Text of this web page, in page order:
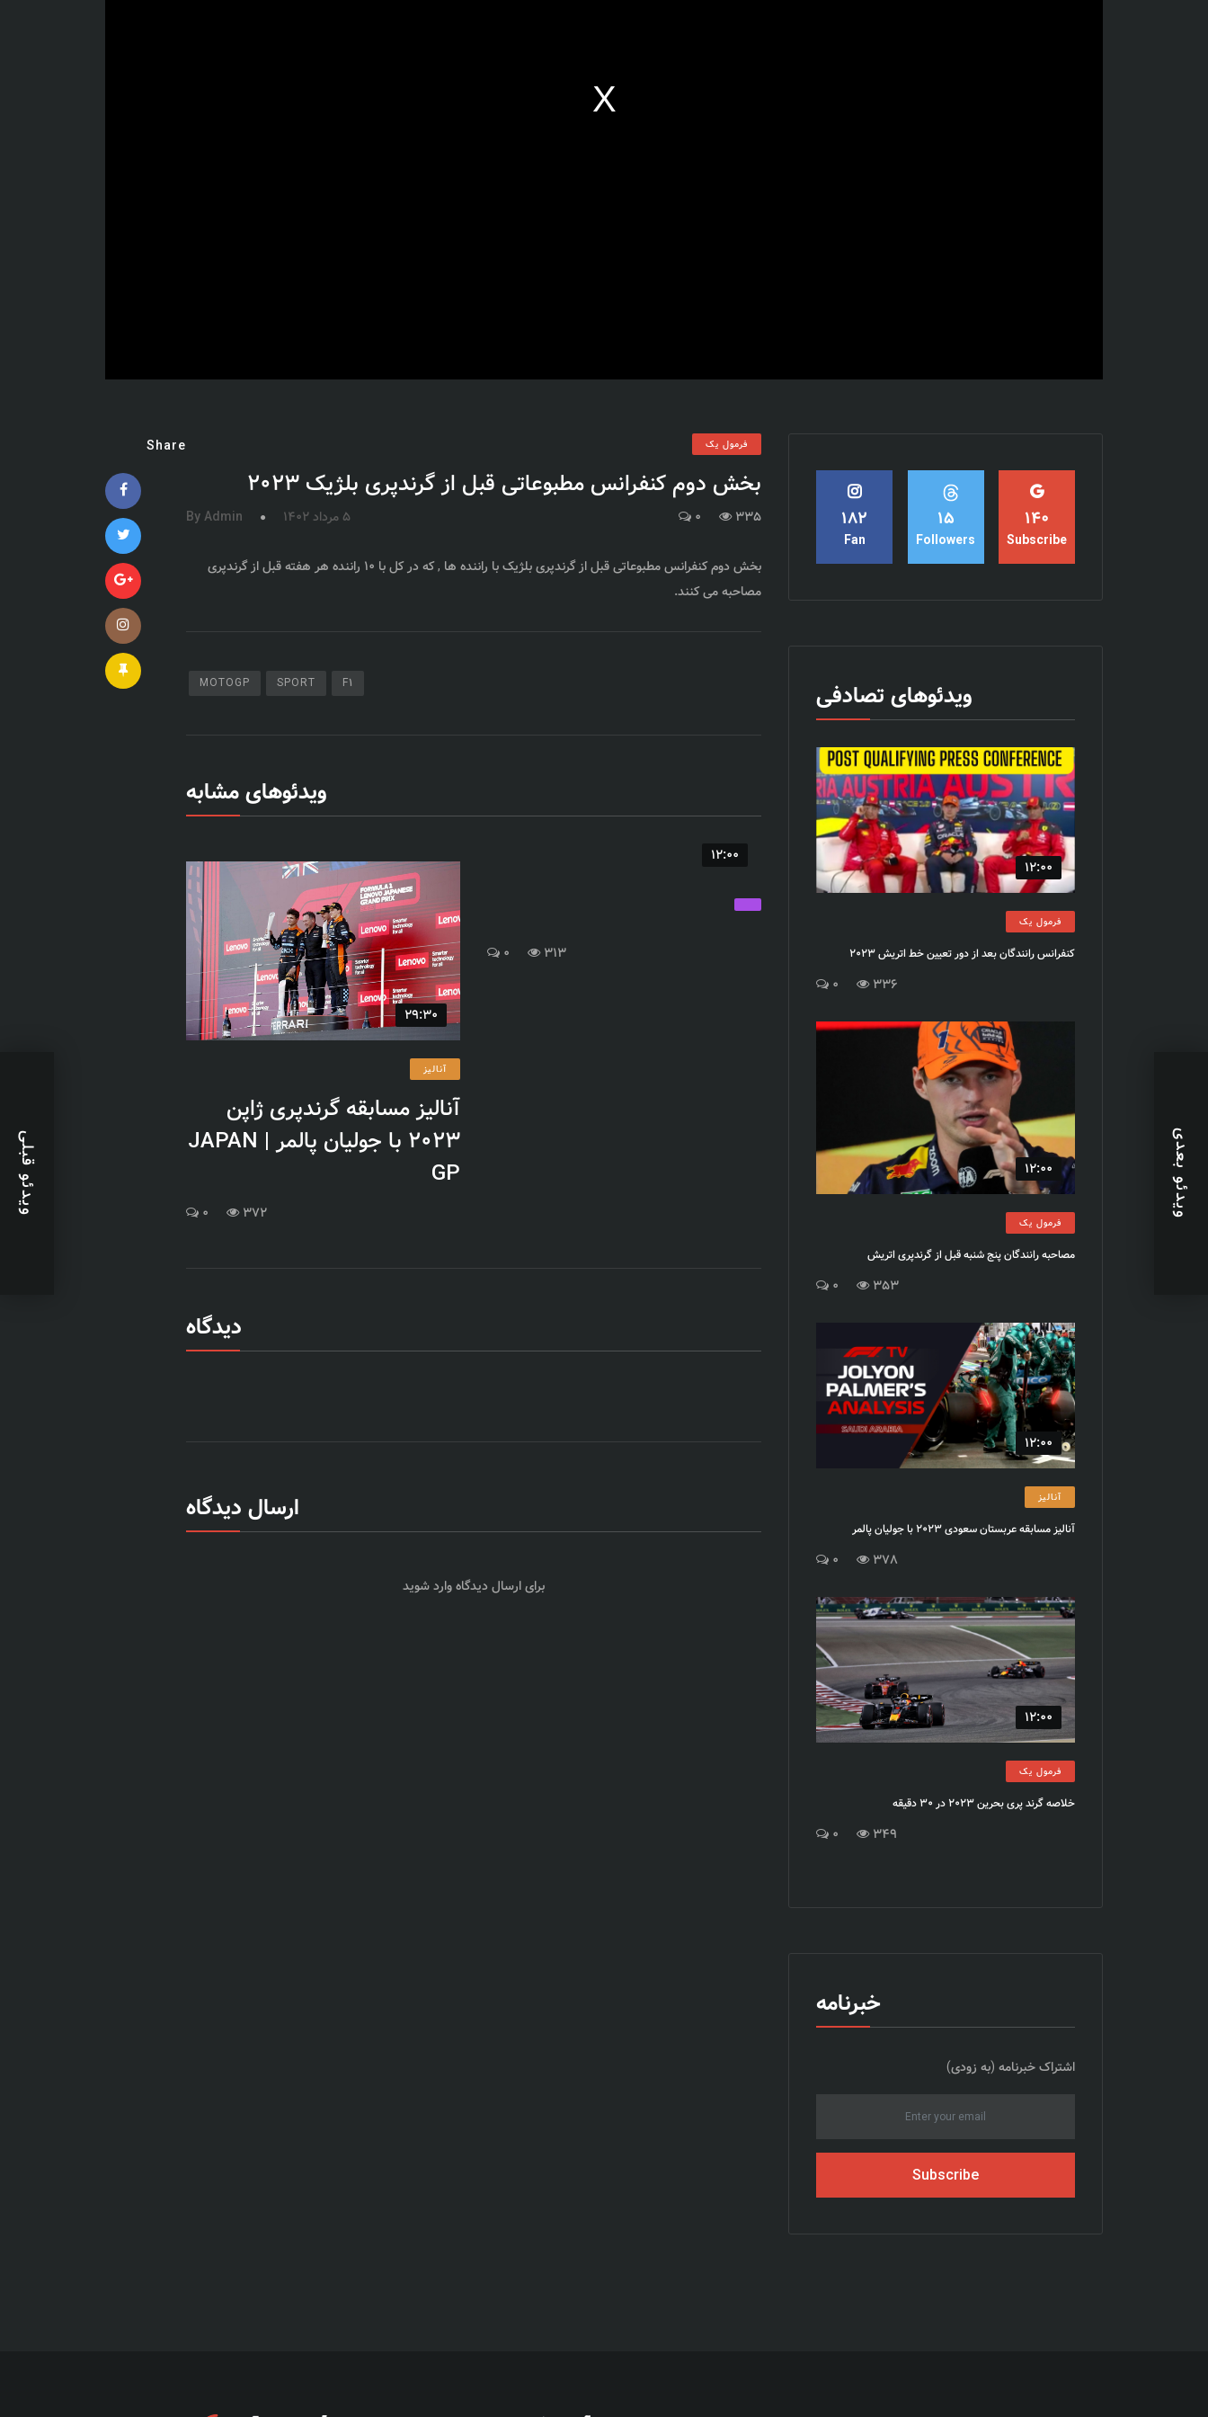
ویدئو قبلی ویدئو بعدی
Share فرمول یک
بخش دوم کنفرانس مطبوعاتی قبل از گرندپری بلژیک 2023
By Admin 5 مرداد 1402 0 335
بخش دوم کنفرانس مطبوعاتی قبل از گرندپری بلژیک با راننده ها , که در کل با 10 راننده هر هفته قبل از گرندپری
مصاحبه می کنند.
MOTOGP SPORT F1
ویدئوهای مشابه
29:30
آنالیز
آنالیز مسابقه گرندپری ژاپن
2023 با جولیان پالمر | JAPAN
GP
0 372
12:00
0 313
دیدگاه
ارسال دیدگاه
برای ارسال دیدگاهوارد شوید
182
Fan
15
Followers
140
Subscribe
ویدئوهای تصادفی
12:00
فرمول یک
کنفرانس رانندگان بعد از دور تعیین خط اتریش 2023
0 336
12:00
فرمول یک
مصاحبه رانندگان پنج شنبه قبل از گرندپری اتریش
0 353
12:00
آنالیز
آنالیز مسابقه عربستان سعودی 2023 با جولیان پالمر
0 378
12:00
فرمول یک
خلاصه گرند پری بحرین 2023 در 30 دقیقه
0 349
خبرنامه
اشتراک خبرنامه (به زودی)
Subscribe